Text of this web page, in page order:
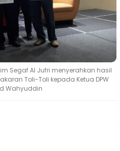
Segaf Al Jufri menyerahkan hasil
Toli-Toli kepada Ketua DPW
Wahyuddin